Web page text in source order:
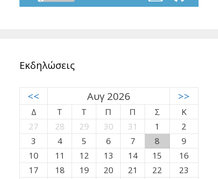
Εκδηλώσεις
<< Αυγ 2026 >>
Δ Τ Τ Π Π Σ
Κ
27
28 29 30 31 1
2
3
4 5 6 7 8
9
10
11 12 13 14 15
16
17
18 19 20 21 22
23